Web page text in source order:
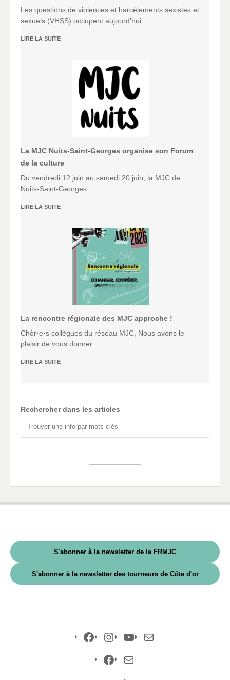
Les questions de violences et harcèlements sexistes et
sexuels (VHSS) occupent aujourd’hui
LIRE LA SUITE →
La MJC Nuits-Saint-Georges organise son Forum
de la culture
Du vendredi 12 juin au samedi 20 juin, la MJC de
Nuits-Saint-Georges
LIRE LA SUITE →
La rencontre régionale des MJC approche !
Chèr·e·s collègues du réseau MJC, Nous avons le
plaisir de vous donner
LIRE LA SUITE →
Rechercher dans les articles
S'abonner à la newsletter de la FRMJC
S'abonner à la newsletter des tourneurs de Côte d'or